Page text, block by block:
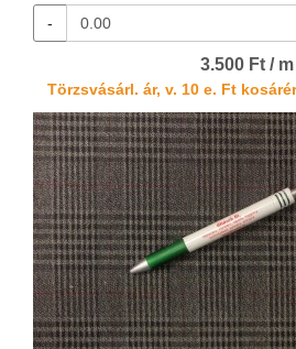
-
3.500 Ft / m
Törzsvásárl. ár, v. 10 e. Ft